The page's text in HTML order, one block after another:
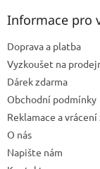
Informace pro
Doprava a platba
Vyzkoušet na
Dárek zdarma
Obchodní podmínky
Reklamace a vrácení
O nás
Napište nám